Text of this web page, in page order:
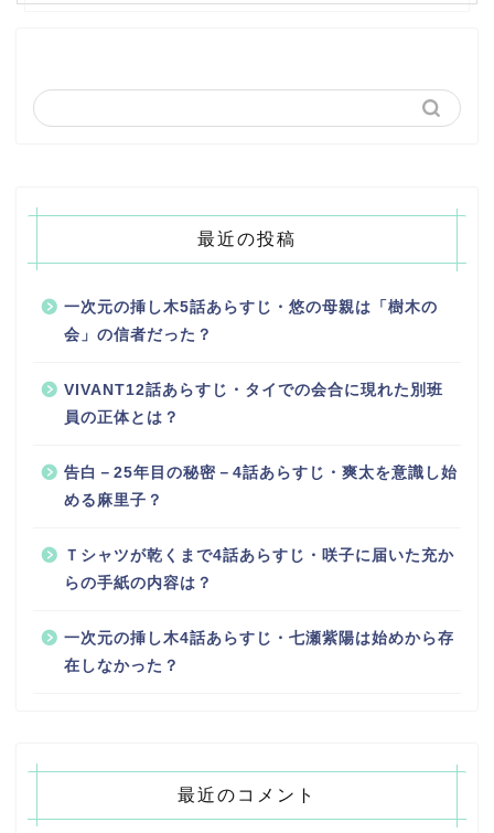
最近の投稿
一次元の挿し木5話あらすじ・悠の母親は「樹木の
会」の信者だった？
VIVANT12話あらすじ・タイでの会合に現れた別班
員の正体とは？
告白－25年目の秘密－4話あらすじ・爽太を意識し始
める麻里子？
Ｔシャツが乾くまで4話あらすじ・咲子に届いた充か
らの手紙の内容は？
一次元の挿し木4話あらすじ・七瀬紫陽は始めから存
在しなかった？
最近のコメント